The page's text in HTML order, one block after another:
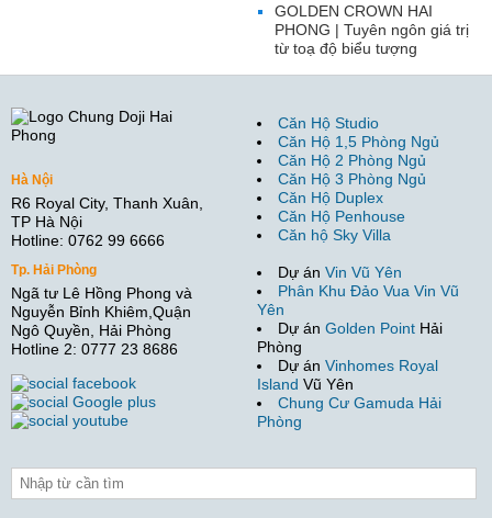
GOLDEN CROWN HAI
PHONG | Tuyên ngôn giá trị
từ toạ độ biểu tượng
Hà Nội
R6 Royal City, Thanh Xuân,
TP Hà Nội
Hotline: 0762 99 6666
Tp. Hải Phòng
Ngã tư Lê Hồng Phong và
Nguyễn Bỉnh Khiêm,Quận
Ngô Quyền, Hải Phòng
Hotline 2: 0777 23 8686
Căn Hộ Studio
Căn Hộ 1,5 Phòng Ngủ
Căn Hộ 2 Phòng Ngủ
Căn Hộ 3 Phòng Ngủ
Căn Hộ Duplex
Căn Hộ Penhouse
Căn hộ Sky Villa
Dự án Vin Vũ Yên
Phân Khu Đảo Vua Vin Vũ
Yên
Dự án Golden Point Hải
Phòng
Dự án Vinhomes Royal
Island Vũ Yên
Chung Cư Gamuda Hải
Phòng